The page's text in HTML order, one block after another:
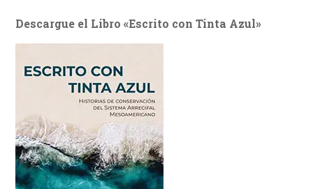
Descargue el Libro «Escrito con Tinta Azul»